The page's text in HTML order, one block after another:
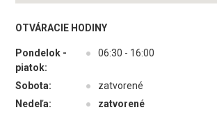
OTVÁRACIE HODINY
Pondelok -
piatok:
● 06:30 - 16:00
Sobota: ●
zatvorené
Nedeľa:
● zatvorené